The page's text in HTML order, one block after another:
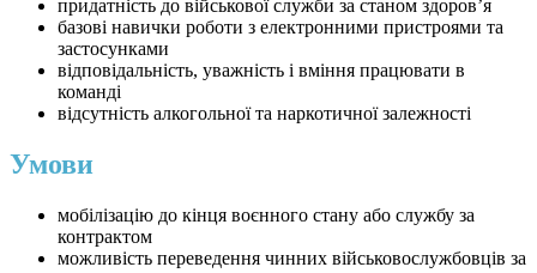
придатність до військової служби за станом здоров’я
базові навички роботи з електронними пристроями та
застосунками
відповідальність, уважність і вміння працювати в
команді
відсутність алкогольної та наркотичної залежності
Умови
мобілізацію до кінця воєнного стану або службу за
контрактом
можливість переведення чинних військовослужбовців за